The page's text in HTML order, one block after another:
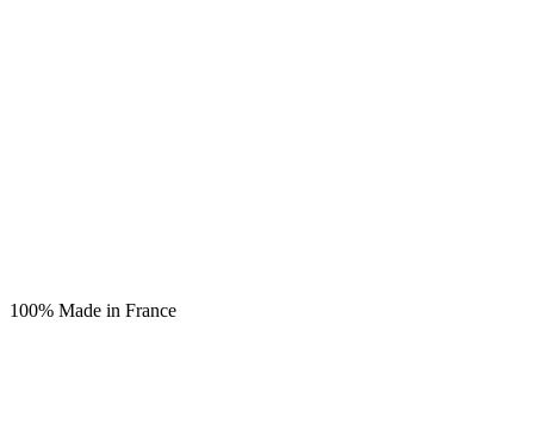
100% Made in France